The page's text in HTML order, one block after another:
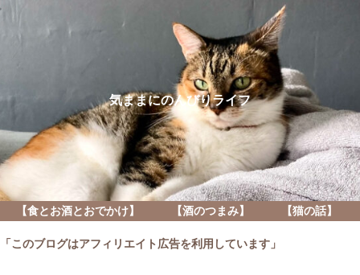
気ままにのんびりライフ
【食とお酒とおでかけ】 【酒のつまみ】 【猫の話】
「このブログはアフィリエイト広告を利用しています」